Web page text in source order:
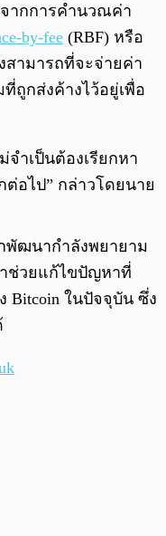
ากการคำนวณค่า
by-fee (RBF) หรือ
สามารถที่จะจ่ายค่า
ที่ถูกส่งค้างไว้อยู่เพื่อ
ำเป็นต้องเรียกหา
อไป” กล่าวโดยนาย
พัฒนากำลังพยายาม
ช่วยแก้ไขปัญหาที่
Bitcoin ในปัจจุบัน ซึ่ง